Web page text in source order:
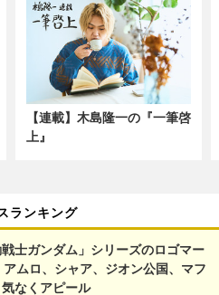
【連載】木島隆一の『一筆啓
上』
ランキング
士ガンダム」シリーズのロゴマー
ムロ、シャア、ジオン公国、マフ
なくアピール